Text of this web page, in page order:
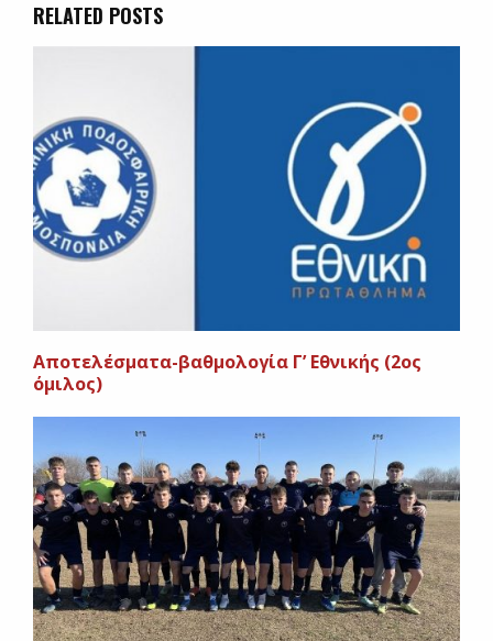
RELATED POSTS
Αποτελέσματα-βαθμολογία Γ’ Εθνικής (2ος
όμιλος)